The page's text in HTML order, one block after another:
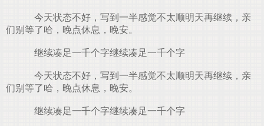
今天状态不好，写到一半感觉不太顺明天再继续，亲
们别等了哈，晚点休息，晚安。
继续凑足一千个字继续凑足一千个字
今天状态不好，写到一半感觉不太顺明天再继续，亲
们别等了哈，晚点休息，晚安。
继续凑足一千个字继续凑足一千个字